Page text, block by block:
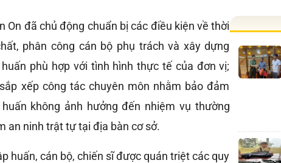
On đã chủ động chuẩn bị các điều kiện về thời
phân công cán bộ phụ trách và xây dựng
phù hợp với tình hình thực tế của đơn vị;
xếp công tác chuyên môn nhằm bảo đảm
không ảnh hưởng đến nhiệm vụ thường
an ninh trật tự tại địa bàn cơ sở.
huấn, cán bộ, chiến sĩ được quán triệt các quy